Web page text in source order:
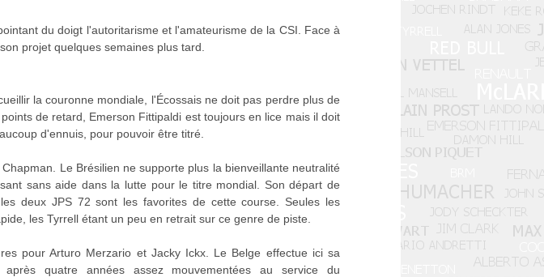
du doigt l'autoritarisme et l'amateurisme de la CSI. Face à
projet quelques semaines plus tard.
la couronne mondiale, l'Écossais ne doit pas perdre plus de
de retard, Emerson Fittipaldi est toujours en lice mais il doit
d'ennuis, pour pouvoir être titré.
Le Brésilien ne supporte plus la bienveillante neutralité
sans aide dans la lutte pour le titre mondial. Son départ de
deux JPS 72 sont les favorites de cette course. Seules les
les Tyrrell étant un peu en retrait sur ce genre de piste.
pour Arturo Merzario et Jacky Ickx. Le Belge effectue ici sa
quatre années assez mouvementées au service du